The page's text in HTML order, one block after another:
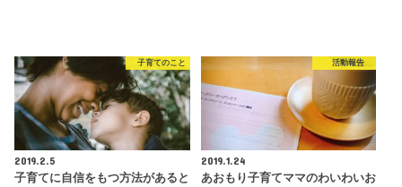
子育てのこと
2019.2.5
子育てに自信をもつ方法があると
活動報告
2019.1.24
あおもり子育てママのわいわいお